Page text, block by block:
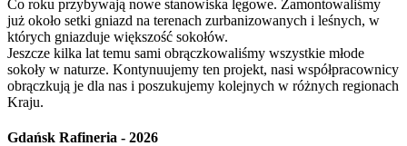
Co roku przybywają nowe stanowiska lęgowe. Zamontowaliśmy
już około setki gniazd na terenach zurbanizowanych i leśnych, w
których gniazduje większość sokołów.
Jeszcze kilka lat temu sami obrączkowaliśmy wszystkie młode
sokoły w naturze. Kontynuujemy ten projekt, nasi współpracownicy
obrączkują je dla nas i poszukujemy kolejnych w różnych regionach
Kraju.
Gdańsk Rafineria - 2026